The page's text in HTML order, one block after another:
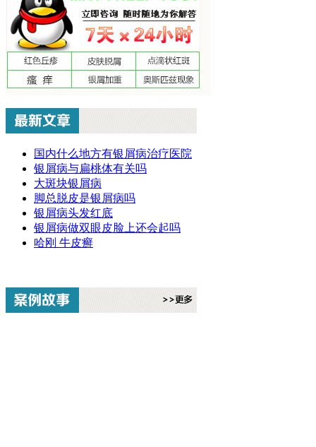
国内什么地方有银屑病治疗医院
银屑病与扁桃体有关吗
大斑块银屑病
脚总脱皮是银屑病吗
银屑病头发红底
银屑病做双眼皮脸上还会起吗
哈刚 牛皮癣